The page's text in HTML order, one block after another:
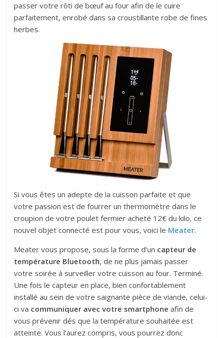
passer votre rôti de bœuf au four afin de le cuire
parfaitement, enrobé dans sa croustillante robe de fines
herbes.
Si vous êtes un adepte de la cuisson parfaite et que
votre passion est de fourrer un thermomètre dans le
croupion de votre poulet fermier acheté 12€ du kilo, ce
nouvel objet connecté est pour vous, voici le Meater.
Meater vous propose, sous la forme d’un capteur de
température Bluetooth, de ne plus jamais passer
votre soirée à surveiller votre cuisson au four. Terminé.
Une fois le capteur en place, bien confortablement
installé au sein de votre saignante pièce de viande, celui-
ci va communiquer avec votre smartphone afin de
vous prévenir dés que la température souhaitée est
atteinte. Vous l’aurez compris, vous pourrez donc